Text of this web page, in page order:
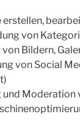
erstellen,
von
von Bildern,
von Social
und Moderation